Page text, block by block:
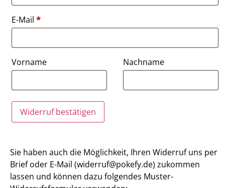
E-Mail *
E-
(wiederholen)*
Vorname Nachname
Widerruf bestätigen
Sie haben auch die Möglichkeit, Ihren Widerruf uns per
Brief oder E-Mail (widerruf@pokefy.de) zukommen
lassen und können dazu folgendes Muster-